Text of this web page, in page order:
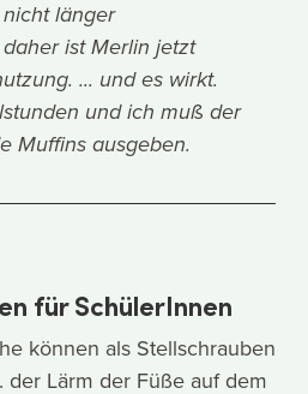
länger
ist Merlin jetzt
... und es wirkt.
und ich muß der
Muffins ausgeben.
für SchülerInnen
können als Stellschrauben
Lärm der Füße auf dem